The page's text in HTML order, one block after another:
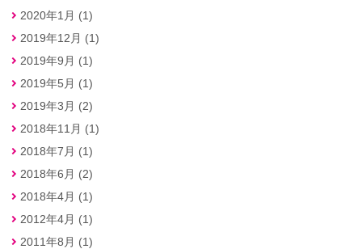
2020年1月 (1)
2019年12月 (1)
2019年9月 (1)
2019年5月 (1)
2019年3月 (2)
2018年11月 (1)
2018年7月 (1)
2018年6月 (2)
2018年4月 (1)
2012年4月 (1)
2011年8月 (1)